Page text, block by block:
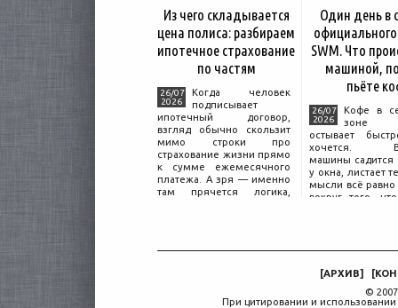
Из чего складывается
цена полиса: разбираем
ипотечное страхование
по частям
26/07
2026
Когда человек
подписывает
ипотечный договор,
взгляд обычно скользит
мимо строки про
страхование жизни прямо
к сумме ежемесячного
платежа. А зря — именно
там прячется логика,
Один день в
SWM. Что
машиной,
пьёте
26/07
2026
Кофе в
зоне
остывает
хочется.
машины садится
у окна, листает
мысли всё равно
вокруг того,
[АРХИВ] [
©
При цитировании и